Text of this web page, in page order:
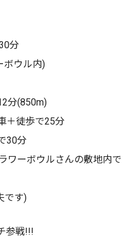
分
ボウル内)
分(850m)
歩で25分
分
ボウルさんの敷地内で
す)
参戦!!!